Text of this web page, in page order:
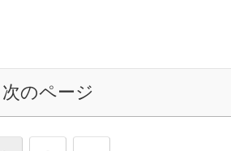
次のページ